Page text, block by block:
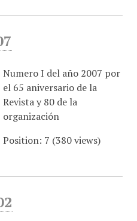
Numero I del año 2007 por
el 65 aniversario de la
Revista y 80 de la
organización
Position: 7 (380views)